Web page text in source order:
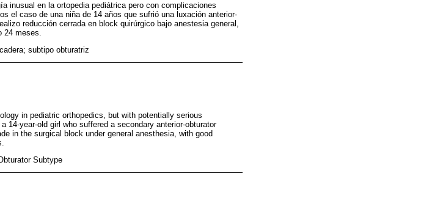
inusual en la ortopedia pediátrica pero con complicaciones
el caso de una niña de 14 años que sufrió una luxación anterior-
reducción cerrada en block quirúrgico bajo anestesia general,
24 meses.
subtipo obturatriz
in pediatric orthopedics, but with potentially serious
year-old girl who suffered a secondary anterior-obturator
in the surgical block under general anesthesia, with good
Subtype